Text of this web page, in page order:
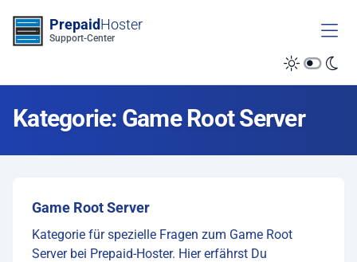
PrepaidHoster
Support-Center
Kategorie: Game Root Server
Game Root Server
Kategorie für spezielle Fragen zum Game Root
Server bei Prepaid-Hoster. Hier erfährst Du